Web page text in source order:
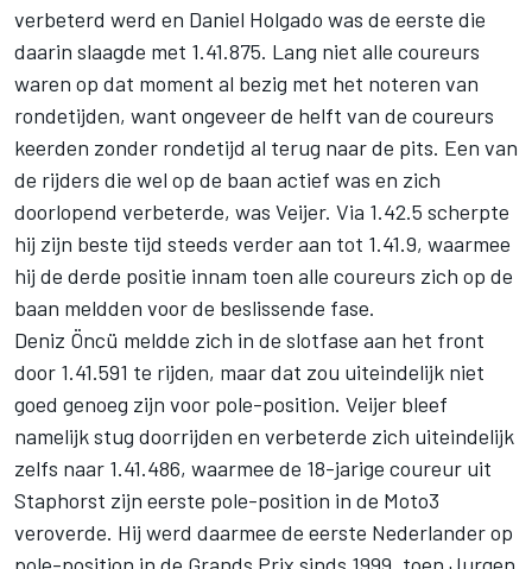
verbeterd werd en Daniel Holgado was de eerste die
daarin slaagde met 1.41.875. Lang niet alle coureurs
waren op dat moment al bezig met het noteren van
rondetijden, want ongeveer de helft van de coureurs
keerden zonder rondetijd al terug naar de pits. Een van
de rijders die wel op de baan actief was en zich
doorlopend verbeterde, was Veijer. Via 1.42.5 scherpte
hij zijn beste tijd steeds verder aan tot 1.41.9, waarmee
hij de derde positie innam toen alle coureurs zich op de
baan meldden voor de beslissende fase.
Deniz Öncü meldde zich in de slotfase aan het front
door 1.41.591 te rijden, maar dat zou uiteindelijk niet
goed genoeg zijn voor pole-position. Veijer bleef
namelijk stug doorrijden en verbeterde zich uiteindelijk
zelfs naar 1.41.486, waarmee de 18-jarige coureur uit
Staphorst zijn eerste pole-position in de Moto3
veroverde. Hij werd daarmee de eerste Nederlander op